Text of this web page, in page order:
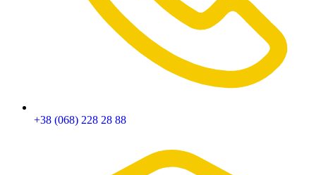
+38 (068) 228 28 88